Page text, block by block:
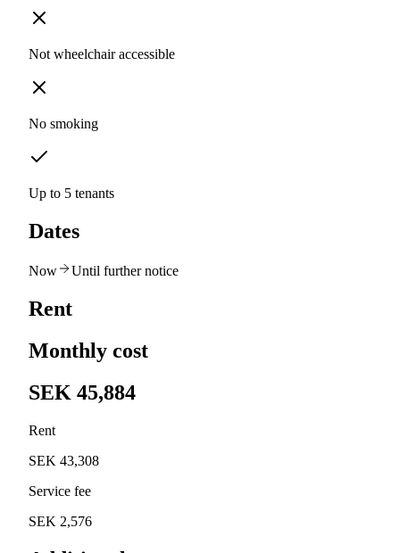
Not wheelchair accessible
No smoking
Up to 5 tenants
Dates
Now Until further notice
Rent
Monthly cost
SEK 45,884
Rent
SEK 43,308
Service fee
SEK 2,576